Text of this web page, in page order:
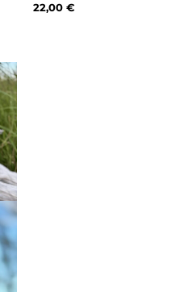
22,00 €